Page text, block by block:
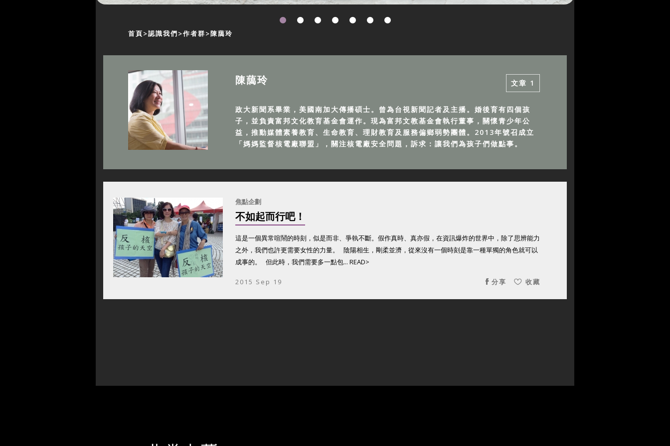
首頁 認識我們 作者群 陳藹玲
陳藹玲 文章 1
政大新聞系畢業，美國南加大傳播碩士。曾為台視新聞記者及主播。婚後育有四個孩
子，並負責富邦文化教育基金會運作。現為富邦文教基金會執行董事，關懷青少年公
益，推動媒體素養教育、生命教育、理財教育及服務偏鄉弱勢團體。2013年號召成立
「媽媽監督核電廠聯盟」，關注核電廠安全問題，訴求：讓我們為孩子們做點事。
焦點企劃
不如起而行吧！
這是一個異常喧鬧的時刻，似是而非、爭執不斷。假作真時、真亦假，在資訊爆炸的世界中，除了思辨能力
之外，我們也許更需要女性的力量。 陰陽相生，剛柔並濟，從來沒有一個時刻是靠一種單獨的角色就可以
成事的。 但此時，我們需要多一點包... READ>
2015 Sep 19 收藏
分享